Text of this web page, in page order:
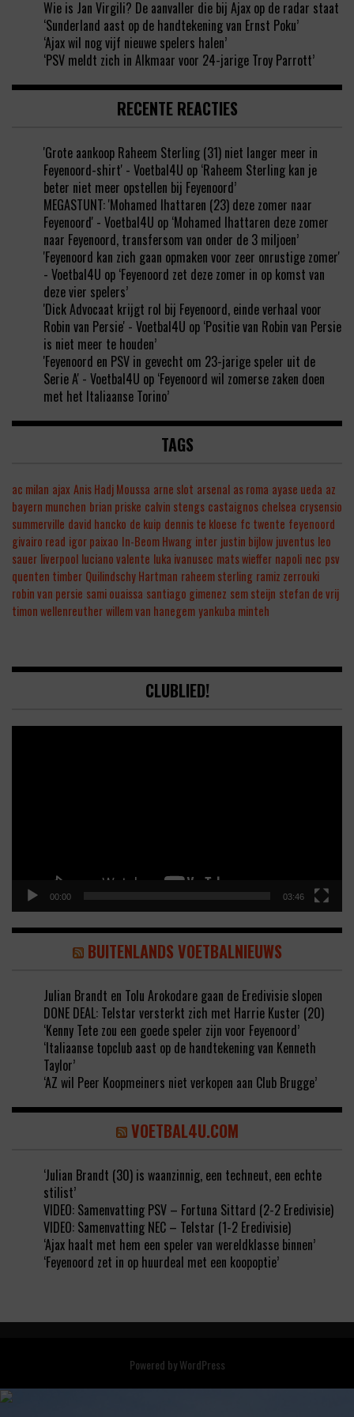
Wie is Jan Virgili? De aanvaller die bij Ajax op de radar staat
‘Sunderland aast op de handtekening van Ernst Poku’
‘Ajax wil nog vijf nieuwe spelers halen’
‘PSV meldt zich in Alkmaar voor 24-jarige Troy Parrott’
RECENTE REACTIES
'Grote aankoop Raheem Sterling (31) niet langer meer in
Feyenoord-shirt' - Voetbal4U op ‘Raheem Sterling kan je
beter niet meer opstellen bij Feyenoord’
MEGASTUNT: 'Mohamed Ihattaren (23) deze zomer naar
Feyenoord' - Voetbal4U op ‘Mohamed Ihattaren deze zomer
naar Feyenoord, transfersom van onder de 3 miljoen’
'Feyenoord kan zich gaan opmaken voor zeer onrustige zomer'
- Voetbal4U op ‘Feyenoord zet deze zomer in op komst van
deze vier spelers’
'Dick Advocaat krijgt rol bij Feyenoord, einde verhaal voor
Robin van Persie' - Voetbal4U op ‘Positie van Robin van Persie
is niet meer te houden’
'Feyenoord en PSV in gevecht om 23-jarige speler uit de
Serie A' - Voetbal4U op ‘Feyenoord wil zomerse zaken doen
met het Italiaanse Torino’
TAGS
ac milan ajax Anis Hadj Moussa arne slot arsenal as roma ayase ueda az
bayern munchen brian priske calvin stengs castaignos chelsea crysensio
summerville david hancko de kuip dennis te kloese fc twente feyenoord
givairo read igor paixao In-Beom Hwang inter justin bijlow juventus leo
sauer liverpool luciano valente luka ivanusec mats wieffer napoli nec psv
quenten timber Quilindschy Hartman raheem sterling ramiz zerrouki
robin van persie sami ouaissa santiago gimenez sem steijn stefan de vrij
timon wellenreutherwillem van hanegemyankuba minteh
CLUBLIED!
00:00 03:46
BUITENLANDS VOETBALNIEUWS
Julian Brandt en Tolu Arokodare gaan de Eredivisie slopen
DONE DEAL: Telstar versterkt zich met Harrie Kuster (20)
‘Kenny Tete zou een goede speler zijn voor Feyenoord’
‘Italiaanse topclub aast op de handtekening van Kenneth
Taylor’
‘AZ wil Peer Koopmeiners niet verkopen aan Club Brugge’
VOETBAL4U.COM
‘Julian Brandt (30) is waanzinnig, een techneut, een echte
stilist’
VIDEO: Samenvatting PSV – Fortuna Sittard (2-2 Eredivisie)
VIDEO: Samenvatting NEC – Telstar (1-2 Eredivisie)
‘Ajax haalt met hem een speler van wereldklasse binnen’
‘Feyenoord zet in op huurdeal met een koopoptie’
Powered byWordPress